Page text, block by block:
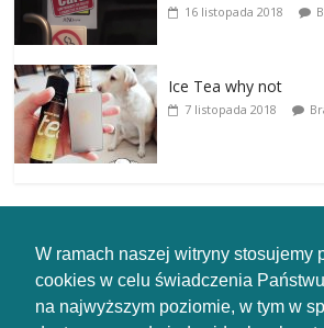
W ramach naszej witryny stosujemy
cookies w celu świadczenia Państwu
na najwyższym poziomie, w tym w
16 listopada 2018
Ice Tea why not
7 listopada 2018